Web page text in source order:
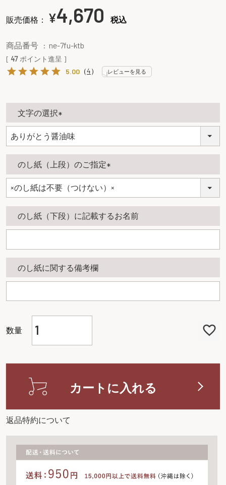
販売価格： ¥4,670 税込
商品番号 ne-7fu-ktb
[ 47 ポイント進呈 ]
5.00（4） レビューを見る
文字の選択
(
必
須
)
のし紙（上段）のご指定
(
須
)
のし紙（下段）に記載するお名前
のし紙に関する備考欄
カートに入れる
返品特約について